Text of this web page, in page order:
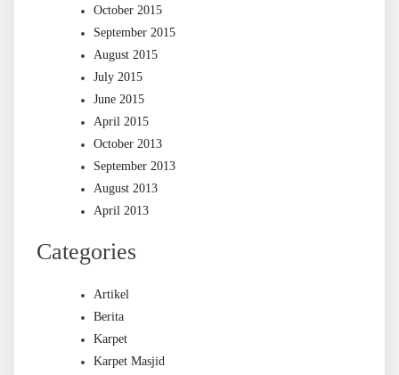
October 2015
September 2015
August 2015
July 2015
June 2015
April 2015
October 2013
September 2013
August 2013
April 2013
Categories
Artikel
Berita
Karpet
Karpet Masjid